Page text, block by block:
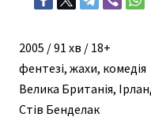
2005 / 91 хв / 18+
фентезі, жахи, комедія
Велика Британія,
Стів Бенделак